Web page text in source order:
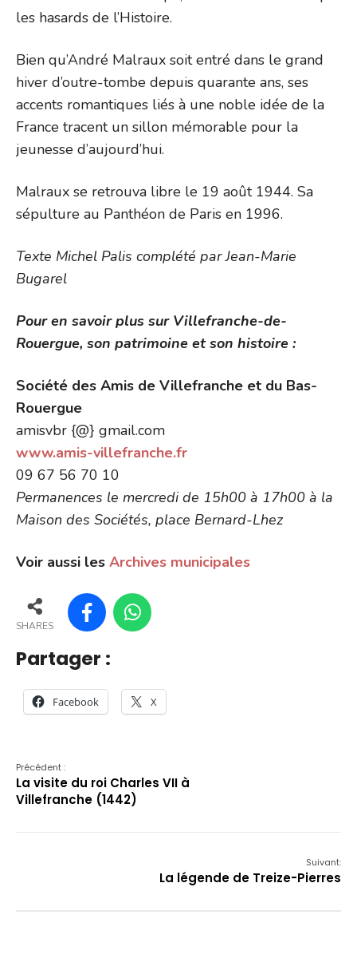
les hasards de l’Histoire.
Bien qu’André Malraux soit entré dans le grand
hiver d’outre-tombe depuis quarante ans, ses
accents romantiques liés à une noble idée de la
France tracent un sillon mémorable pour la
jeunesse d’aujourd’hui.
Malraux se retrouva libre le 19 août 1944. Sa
sépulture au Panthéon de Paris en 1996.
Texte Michel Palis complété par Jean-Marie
Bugarel
Pour en savoir plus sur Villefranche-de-
Rouergue, son patrimoine et son histoire :
Société des Amis de Villefranche et du Bas-
Rouergue
amisvbr {@} gmail.com
www.amis-villefranche.fr
09 67 56 70 10
Permanences le mercredi de 15h00 à 17h00 à la
Maison des Sociétés, place Bernard-Lhez
Voir aussi les Archives municipales
SHARES
Partager :
Facebook X
Précédent :
La visite du roi Charles VII à
Villefranche (1442)
Suivant:
La légende de Treize-Pierres